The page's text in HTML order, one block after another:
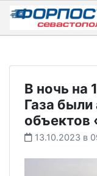
Skip
content
В ночь на
Газа
объектов
13.10.2023 в